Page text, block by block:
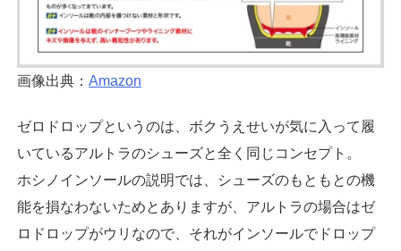
画像出典： Amazon
ゼロドロップというのは、ボクうえせいが気に入って履
いているアルトラのシューズと全く同じコンセプト。
ホシノインソールの説明では、シューズのもともとの機
能を損なわないためとありますが、アルトラの場合はゼ
ロドロップがウリなので、それがインソールでドロップ